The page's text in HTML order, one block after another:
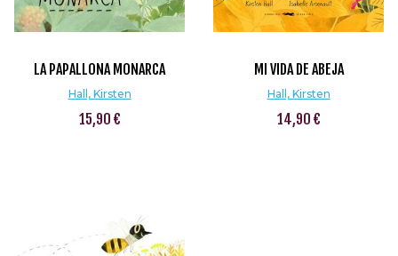
LA PAPALLONA MONARCA
Hall, Kirsten
15,90 €
MI VIDA DE ABEJA
Hall, Kirsten
14,90 €